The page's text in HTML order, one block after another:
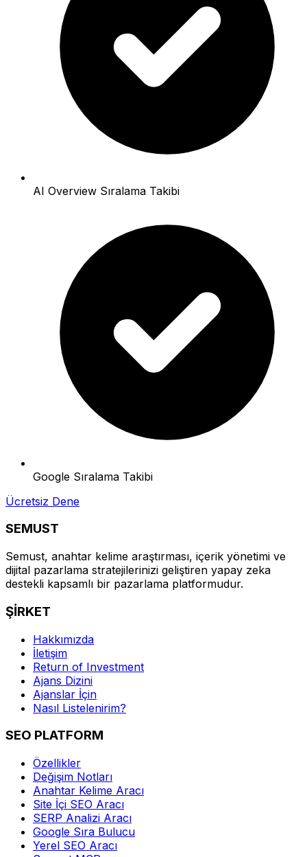
AI Overview Sıralama Takibi
Google Sıralama Takibi
Ücretsiz Dene
SEMUST
Semust, anahtar kelime araştırması, içerik yönetimi ve
dijital pazarlama stratejilerinizi geliştiren yapay zeka
destekli kapsamlı bir pazarlama platformudur.
ŞİRKET
Hakkımızda
İletişim
Return of Investment
Ajans Dizini
Ajanslar İçin
Nasıl Listelenirim?
SEO PLATFORM
Özellikler
Değişim Notları
Anahtar Kelime Aracı
Site İçi SEO Aracı
SERP Analizi Aracı
Google Sıra Bulucu
Yerel SEO Aracı